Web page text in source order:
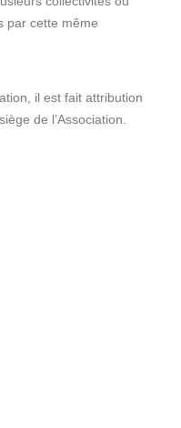
par cette même
il est fait attribution
de l’Association.